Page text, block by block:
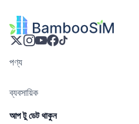
পণ্য
ব্যবসায়িক
আপ টু ডেট থাকুন